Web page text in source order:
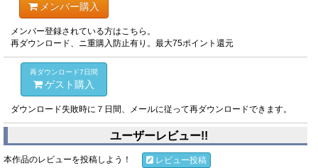
メンバー購入
メンバー登録されている方はこちら。
再ダウンロード、ニ重購入防止有り。最大75ポイント還元
再ダウンロード7日間
ゲスト購入
ダウンロード失敗時に７日間、メールに従って再ダウンロードできます。
ユーザーレビュー!!
本作品のレビューを投稿しよう！
レビュー投稿